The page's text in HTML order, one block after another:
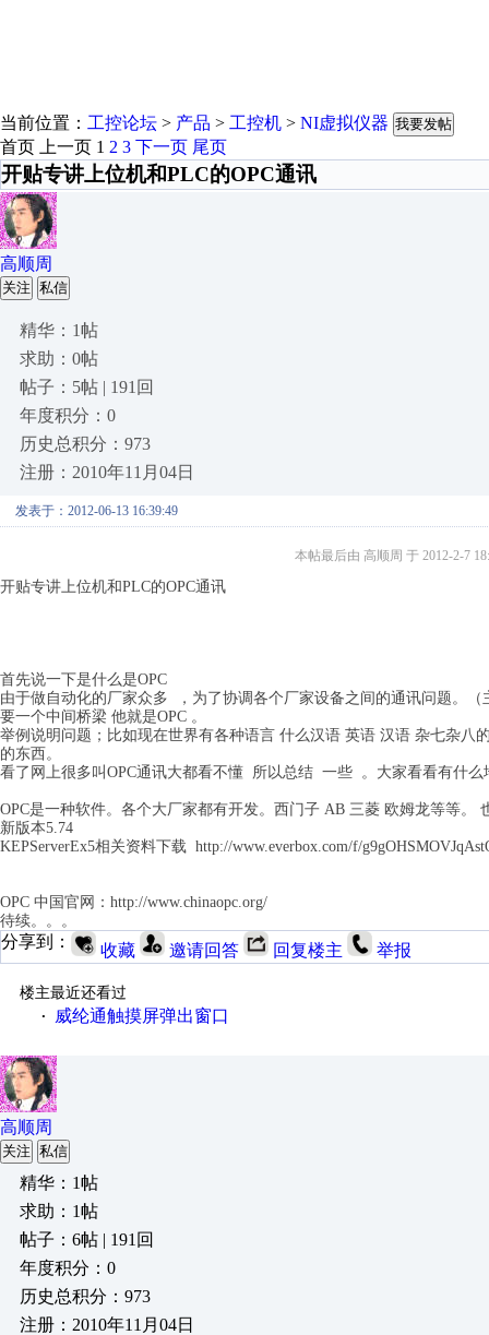
当前位置： 工控论坛 > 产品 > 工控机 > NI虚拟仪器 我要发帖
首页 上一页 1 2 3 下一页 尾页
开贴专讲上位机和PLC的OPC通讯
高顺周
关注 私信
精华：1帖
求助：0帖
帖子：5帖 | 191回
年度积分：0
历史总积分：973
注册：2010年11月04日
发表于：2012-06-13 16:39:49
本帖最后由 高顺周 于 2012-2-7
开贴专讲上位机和PLC的OPC通讯
首先说一下是什么是OPC
由于做自动化的厂家众多 ，为了协调各个厂家设备之间的通讯问题。
要一个中间桥梁 他就是OPC 。
举例说明问题；比如现在世界有各种语言 什么汉语 英语 汉语 杂七杂八
的东西。
看了网上很多叫OPC通讯大都看不懂 所以总结 一些 。大家看看有什么
OPC是一种软件。各个大厂家都有开发。西门子 AB 三菱 欧姆龙等等。
新版本5.74
KEPServerEx5相关资料下载 http://www.everbox.com/f/
OPC 中国官网：http://www.chinaopc.org/
待续。。。
分享到： 收藏 邀请回答 回复楼主 举报
楼主最近还看过
·
威纶通触摸屏弹出窗口
高顺周
关注 私信
精华：1帖
求助：1帖
帖子：6帖 | 191回
年度积分：0
历史总积分：973
注册：2010年11月04日